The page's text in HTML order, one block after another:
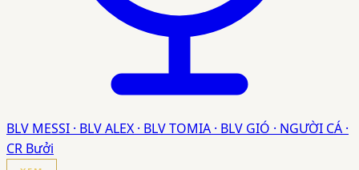
BLV MESSI · BLV ALEX · BLV TOMIA · BLV GIÓ · NGƯỜI CÁ ·
CR Bưởi